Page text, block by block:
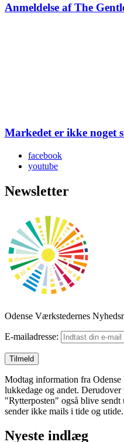
Anmeldelse af The
Markedet er ikke noget
facebook
youtube
Newsletter
Odense Værkstedernes
E-mailadresse:
Modtag information fra
lukkedage og andet.
"Rytterposten" også blive
sender ikke mails i tide og utide.
Nyeste indlæg